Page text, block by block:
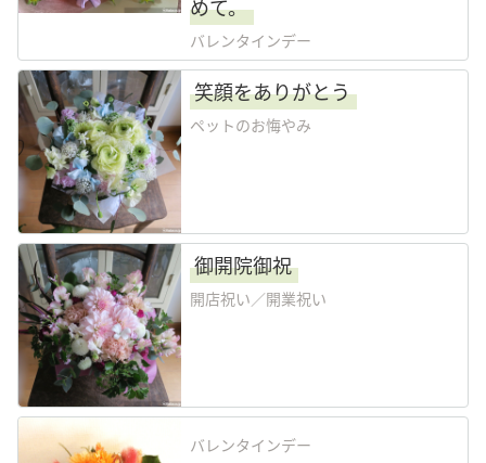
めて。
バレンタインデー
笑顔をありがとう
ペットのお悔やみ
御開院御祝
開店祝い／開業祝い
バレンタインデー